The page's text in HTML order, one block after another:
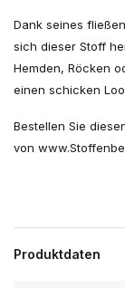
Dank seines
sich dieser Stoff
Hemden, Röcken
einen schicken
Bestellen Sie
von
Produktdaten